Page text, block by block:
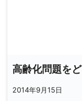
高齢化問題を
2014年9月15日